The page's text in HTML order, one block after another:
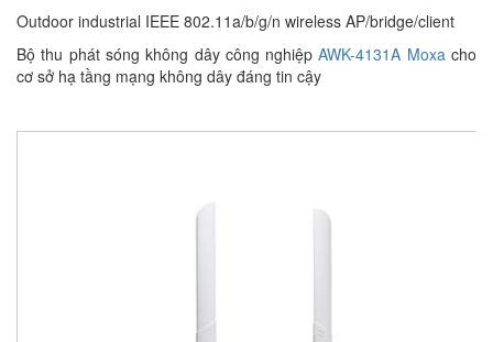
Outdoor industrial IEEE 802.11a/b/g/n wireless AP/bridge/client
Bộ thu phát sóng không dây công nghiệpAWK-4131A Moxacho
cơ sở hạ tầng mạng không dây đáng tin cậy